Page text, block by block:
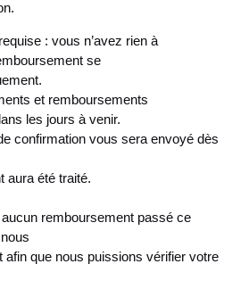
: vous n’avez rien à
se
et remboursements
les jours à venir.
confirmation vous sera envoyé dès
aura été traité.
remboursement passé ce
afin que nous puissions vérifier votre